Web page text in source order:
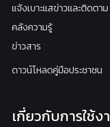
แจ้งเบาะแสข่าวและติดตาม
คลังความรู้
ข่าวสาร
ดาวน์โหลดคู่มือประชาชน
เกี่ยวกับการใช้ง